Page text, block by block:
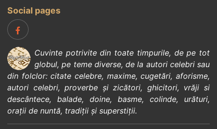
Social pages
Cuvinte potrivite din toate timpurile, de pe tot
globul, pe teme diverse, de la autori celebrisau
din folclor:citate celebre, maxime,cugetări,aforisme,
autori celebri,proverbe și zicători, ghicitori, vrăji si
descântece, balade, doine, basme, colinde, urături,
orații de nuntă, tradiții și superstiții.